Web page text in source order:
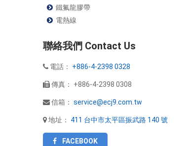
鐵氟龍膠帶
電熱線
聯絡我們 Contact Us
電話： +886-4-2398 0328
傳真： +886-4-2398 0308
信箱： service@ecj9.com.tw
地址： 411 台中市太平區振武路 140 號
FACEBOOK